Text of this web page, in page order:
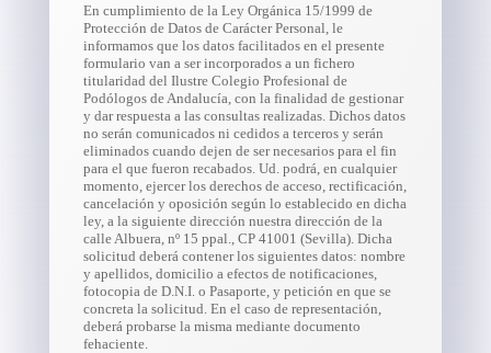
En cumplimiento de la Ley Orgánica 15/1999 de
Protección de Datos de Carácter Personal, le
informamos que los datos facilitados en el presente
formulario van a ser incorporados a un fichero
titularidad del Ilustre Colegio Profesional de
Podólogos de Andalucía, con la finalidad de gestionar
y dar respuesta a las consultas realizadas. Dichos datos
no serán comunicados ni cedidos a terceros y serán
eliminados cuando dejen de ser necesarios para el fin
para el que fueron recabados. Ud. podrá, en cualquier
momento, ejercer los derechos de acceso, rectificación,
cancelación y oposición según lo establecido en dicha
ley, a la siguiente dirección nuestra dirección de la
calle Albuera, nº 15 ppal., CP 41001 (Sevilla). Dicha
solicitud deberá contener los siguientes datos: nombre
y apellidos, domicilio a efectos de notificaciones,
fotocopia de D.N.I. o Pasaporte, y petición en que se
concreta la solicitud. En el caso de representación,
deberá probarse la misma mediante documento
fehaciente.